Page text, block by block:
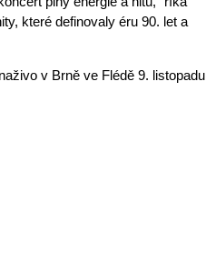
které definovaly éru 90. let a
v Brně ve Flédě 9. listopadu